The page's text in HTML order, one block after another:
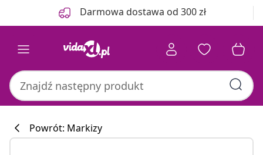
Darmowa dostawa od 300 zł
Powrót: Markizy